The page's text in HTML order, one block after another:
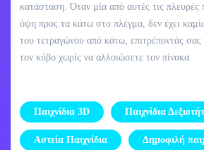
κατάσταση. Όταν μία από αυτές τις πλευρές
όψη προς τα κάτω στο πλέγμα, δεν έχει
του τετραγώνου από κάτω, επιτρέποντάς σας
τον κύβο χωρίς να αλλοιώσετε τον πίνακα.
Παιχνίδια 3D Παιχνίδια
Αστεία Παιχνίδια Δημοφιλή